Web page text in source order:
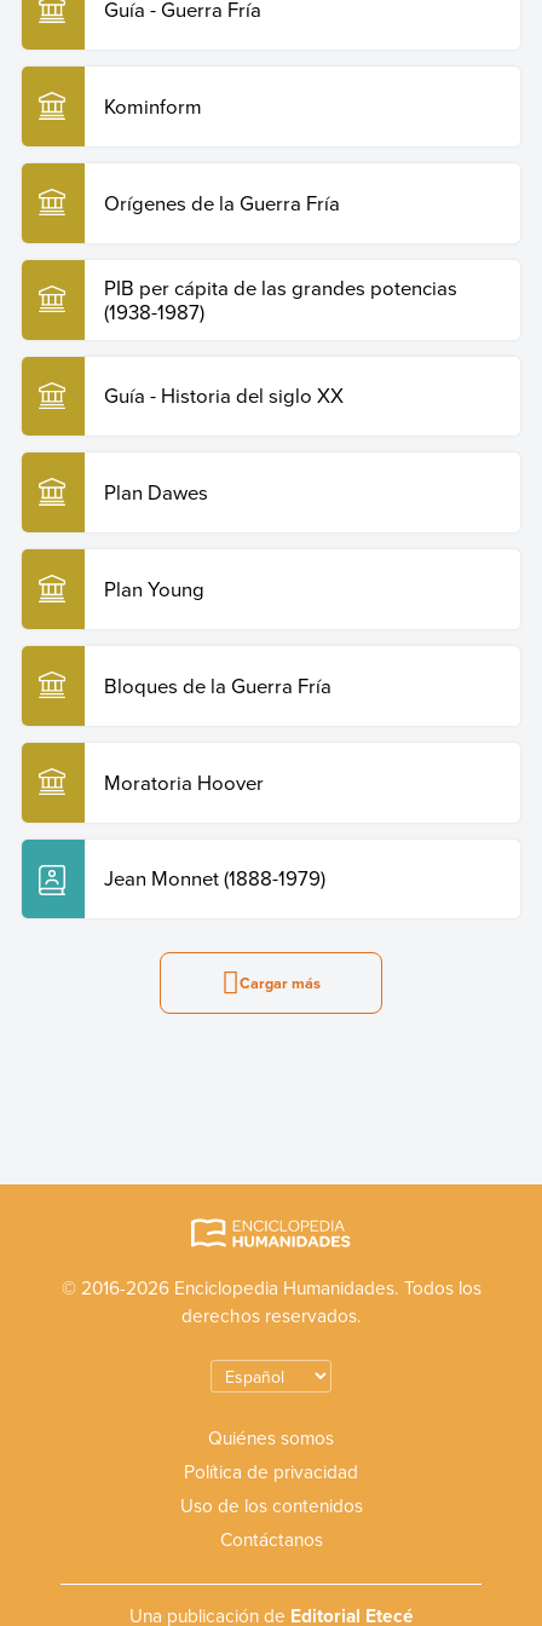
Guía - Guerra Fría
Kominform
Orígenes de la Guerra Fría
PIB per cápita de las grandes potencias
(1938-1987)
Guía - Historia del siglo XX
Plan Dawes
Plan Young
Bloques de la Guerra Fría
Moratoria Hoover
Jean Monnet (1888-1979)
Cargar más
© 2016-2026 Enciclopedia Humanidades. Todos los
derechos reservados.
Quiénes somos
Política de privacidad
Uso de los contenidos
Contáctanos
Una publicación de Editorial Etecé